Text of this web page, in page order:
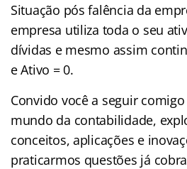
Situação pós falência da
empresa utiliza toda o seu
dívidas e mesmo assim
e Ativo = 0.
Convido você a seguir
mundo da contabilidade,
conceitos, aplicações e
praticarmos questões já